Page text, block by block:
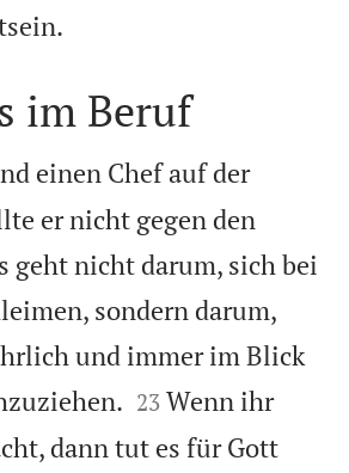
im Beruf
einen Chef auf der
er nicht gegen den
geht nicht darum, sich bei
sondern darum,
und immer im Blick


23 Wenn ihr
dann tut es für Gott